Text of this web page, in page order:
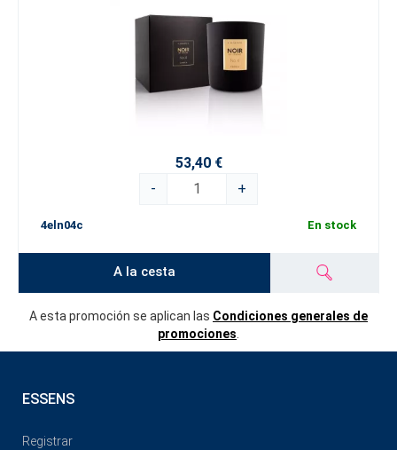
53,40 €
-
+
4eln04c En stock
A la cesta
A esta promoción se aplican las Condiciones generales de
promociones
ESSENS
Registrar